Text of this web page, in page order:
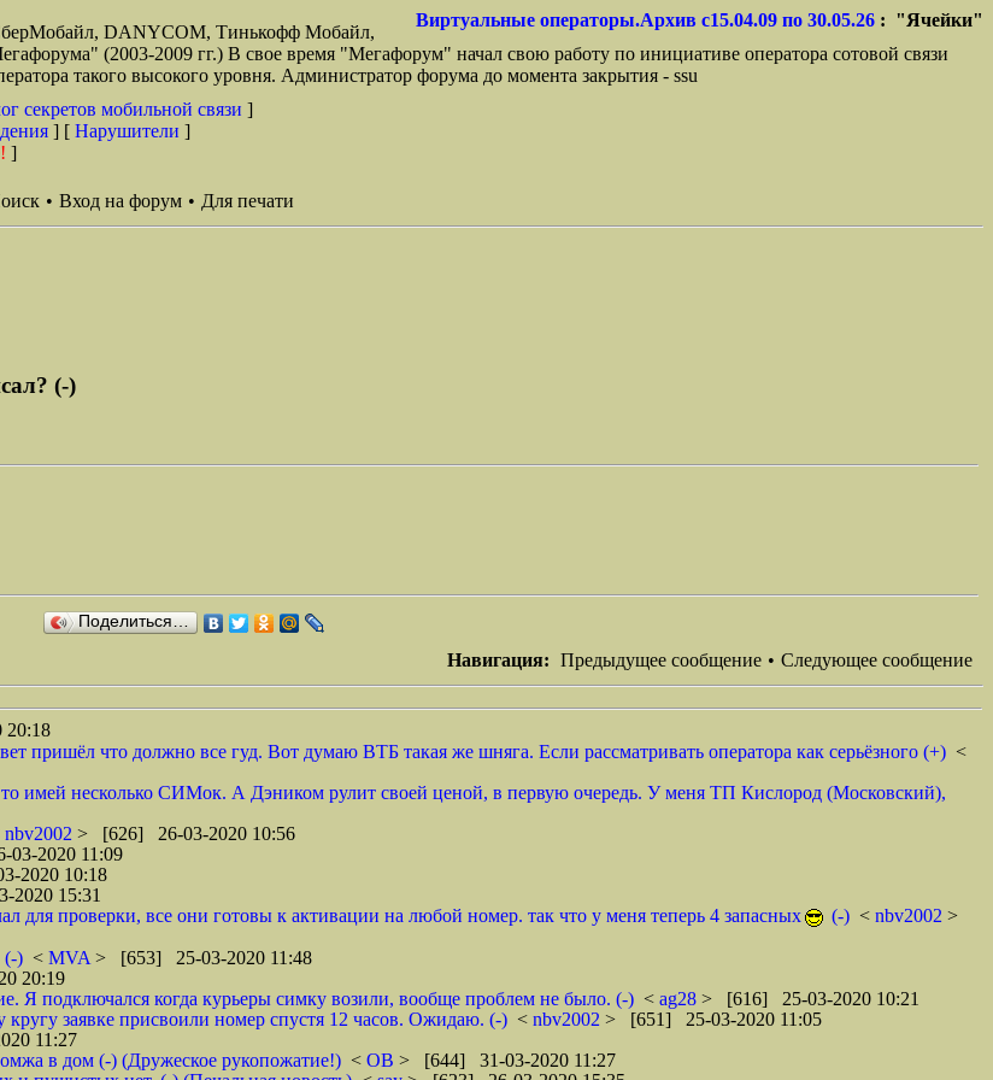
Виртуальные операторы.Архив с15.04.09 по 30.05.26 : "Ячейки"
DANYCOM, Тинькофф Мобайл,
(2003-2009 гг.) В свое время "Мегафорум" начал свою работу по инициативе оператора сотовой связи
такого высокого уровня. Администратор форума до момента закрытия - ssu
секретов мобильной связи ]
] [ Нарушители ]
]
• Вход на форум • Для печати
(-)
Поделиться…
Навигация: Предыдущее сообщение • Следующее сообщение
пришёл что должно все гуд. Вот думаю ВТБ такая же шняга. Если рассматривать оператора как серьёзного (+) <
имей несколько СИМок. А Дэником рулит своей ценой, в первую очередь. У меня ТП Кислород (Московский),
nbv2002 > [626] 26-03-2020 10:56
2020 11:09
2020 10:18
15:31
для проверки, все они готовы к активации на любой номер. так что у меня теперь 4 запасных
(-) < nbv2002 >
(-) < MVA > [653] 25-03-2020 11:48
20:19
Я подключался когда курьеры симку возили, вообще проблем не было. (-) < ag28 > [616] 25-03-2020 10:21
заявке присвоили номер спустя 12 часов. Ожидаю. (-) < nbv2002 > [651] 25-03-2020 11:05
11:27
в дом (-) (Дружеское рукопожатие!) < ОВ > [644] 31-03-2020 11:27